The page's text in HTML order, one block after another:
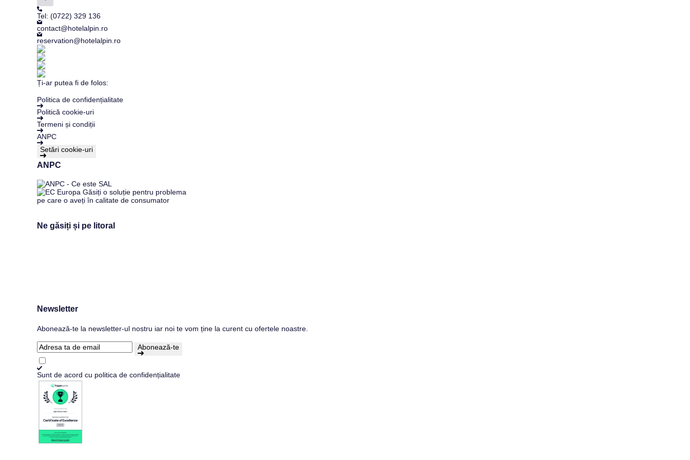
Tel: (0722) 329 136
contact@hotelalpin.ro
reservation@hotelalpin.ro
Ți-ar putea fi de folos:
Politica de confidențialitate
Politică cookie-uri
Termeni și condiții
ANPC
Setări cookie-uri
ANPC
Ne găsiți și pe litoral
Newsletter
Abonează-te la newsletter-ul nostru iar noi te vom ține la curent cu ofertele noastre.
Abonează-te
Sunt de acord cu politica de confidențialitate